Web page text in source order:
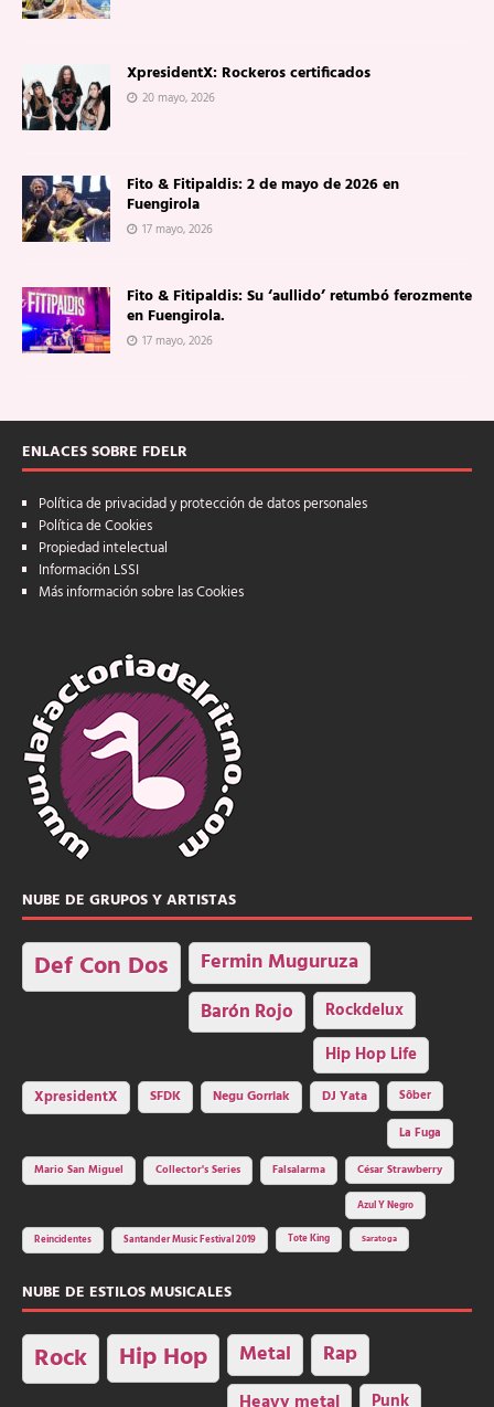
XpresidentX: Rockeros certificados
20 mayo, 2026
Fito & Fitipaldis: 2 de mayo de 2026 en
Fuengirola
17 mayo, 2026
Fito & Fitipaldis: Su ‘aullido’ retumbó ferozmente
en Fuengirola.
17 mayo, 2026
ENLACES SOBRE FDELR
Política de privacidad y protección de datos personales
Política de Cookies
Propiedad intelectual
Información LSSI
Más información sobre las Cookies
NUBE DE GRUPOS Y ARTISTAS
Def Con Dos Fermin Muguruza
Barón Rojo Rockdelux
Hip Hop Life
XpresidentX SFDK Negu Gorriak DJ Yata
Sôber
La Fuga
Mario San Miguel
Collector's Series Falsalarma César Strawberry
Azul Y Negro
Reincidentes Santander Music Festival 2019 Tote King Saratoga
NUBE DE ESTILOS MUSICALES
Rock Hip Hop Metal Rap
Punk